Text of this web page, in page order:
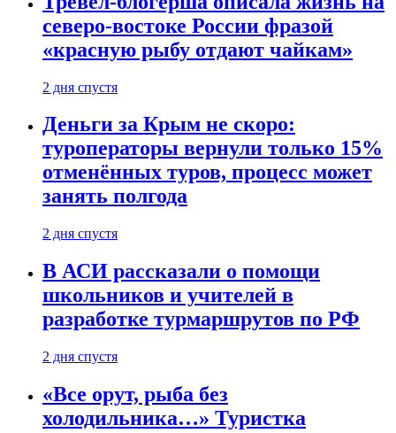
северо-востоке России фразой
«красную рыбу отдают чайкам»
2 дня спустя
Деньги за Крым не скоро:
туроператоры вернули только 15%
отменённых туров, процесс может
занять полгода
2 дня спустя
В АСИ рассказали о помощи
школьников и учителей в
разработке турмаршрутов по РФ
2 дня спустя
«Все орут, рыба без
холодильника…» Туристка